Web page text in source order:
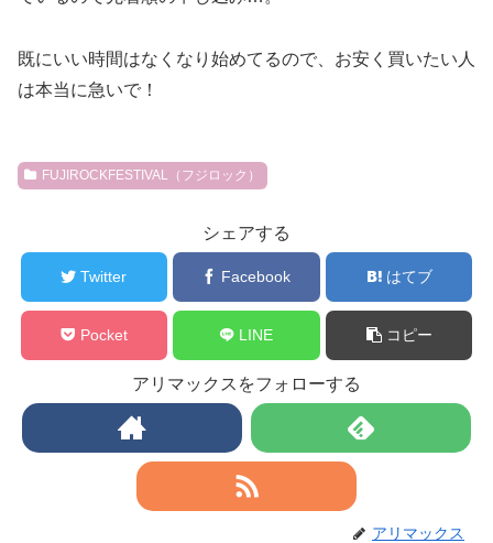
既にいい時間はなくなり始めてるので、お安く買いたい人
は本当に急いで！
FUJIROCKFESTIVAL（フジロック）
シェアする
Twitter Facebook はてブ
Pocket LINE コピー
アリマックスをフォローする
アリマックス